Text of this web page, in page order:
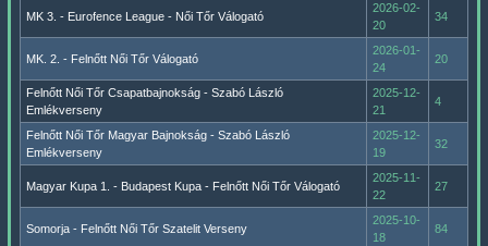
MK 3. - Eurofence League - Női Tőr Válogató
2026-02-
20
34
MK. 2. - Felnőtt Női Tőr Válogató
2026-01-
24
20
Felnőtt Női Tőr Csapatbajnokság - Szabó László
Emlékverseny
2025-12-
21
4
Felnőtt Női Tőr Magyar Bajnokság - Szabó László
Emlékverseny
2025-12-
19
32
Magyar Kupa 1. - Budapest Kupa - Felnőtt Női Tőr Válogató
2025-11-
22
27
Somorja - Felnőtt Női Tőr Szatelit Verseny
2025-10-
18
84